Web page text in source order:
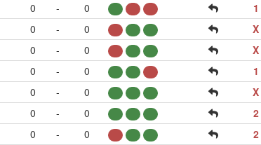
0 - 0 1
0 - 0 X
0 - 0 X
0 - 0 1
0 - 0 X
0 - 0 2
0 - 0 2